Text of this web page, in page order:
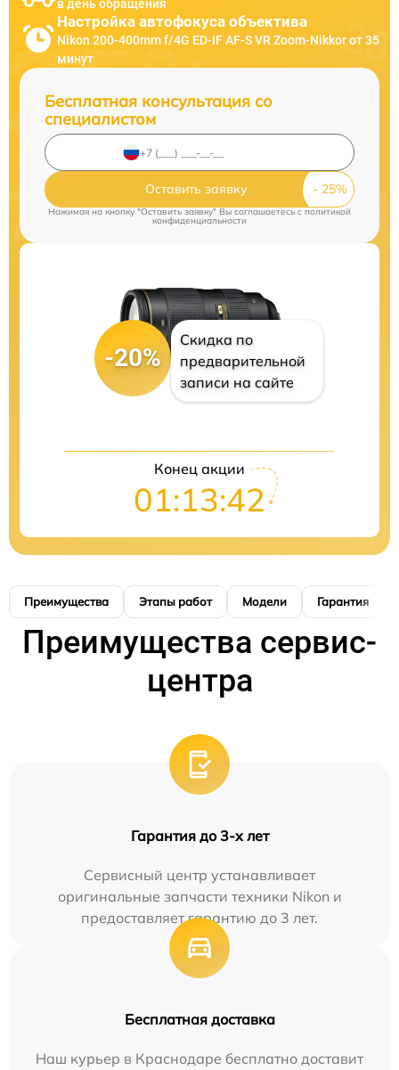
в день обращения
Настройка автофокуса объектива
Nikon 200-400mm f/4G ED-IF AF-S VR Zoom-Nikkor от 35
минут
Бесплатная консультация со
специалистом
Оставить заявку
Нажимая на кнопку "Оставить заявку" Вы соглашаетесь cполитикой
конфиденциальности
-20%
Скидка по
предварительной
записи на сайте
Конец акции
01:13:41
Преимущества Этапы работ Модели Гарантия
Преимущества сервис-
центра
Гарантия до 3-х лет
Сервисный центр устанавливает
оригинальные запчасти техники Nikon и
предоставляет гарантию до 3 лет.
Бесплатная доставка
Наш курьер в Краснодаре бесплатно доставит